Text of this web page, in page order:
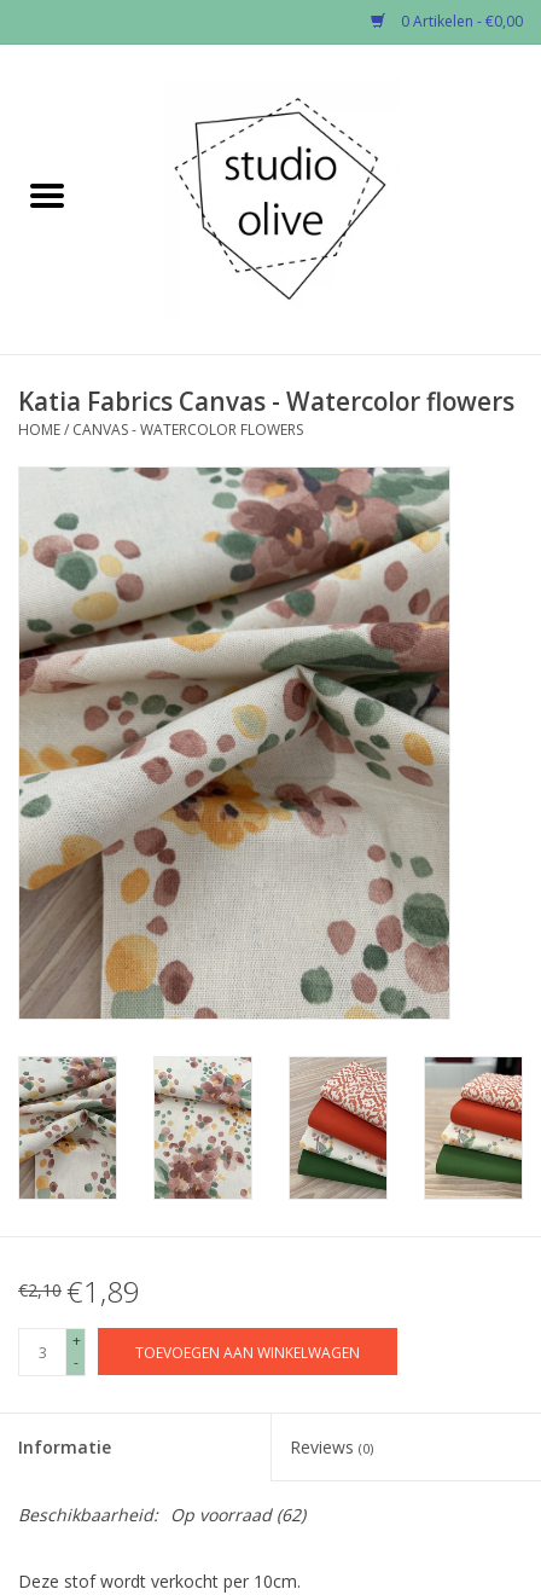
0 Artikelen - €0,00
✂︎Nieuw
Fournituren
Workshops
Diy pakketten
Studio Olive inspireert....
Katia Fabrics Canvas - Watercolor flowers
HOME/ CANVAS - WATERCOLOR FLOWERS
€2,10 €1,89
+
-
TOEVOEGEN AAN WINKELWAGEN
Informatie Reviews (0)
Beschikbaarheid: Op voorraad(62)
Deze stof wordt verkocht per 10cm.